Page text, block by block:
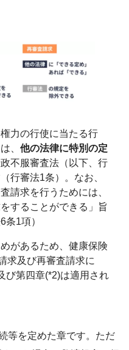
力の行使に当たる行
、他の法律に特別の定
政不服審査法（以下、行
行審法1条）。なお、
請求を行うためには、
することができる」旨
1項）
があるため、健康保険
求及び再審査請求に
び第四章(*2)は適用され
等を定めた章です。ただ